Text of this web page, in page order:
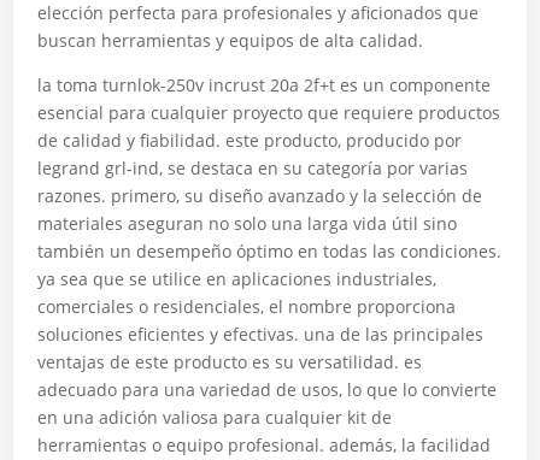
elección perfecta para profesionales y aficionados que
buscan herramientas y equipos de alta calidad.
la toma turnlok-250v incrust 20a 2f+t es un componente
esencial para cualquier proyecto que requiere productos
de calidad y fiabilidad. este producto, producido por
legrand grl-ind, se destaca en su categoría por varias
razones. primero, su diseño avanzado y la selección de
materiales aseguran no solo una larga vida útil sino
también un desempeño óptimo en todas las condiciones.
ya sea que se utilice en aplicaciones industriales,
comerciales o residenciales, el nombre proporciona
soluciones eficientes y efectivas. una de las principales
ventajas de este producto es su versatilidad. es
adecuado para una variedad de usos, lo que lo convierte
en una adición valiosa para cualquier kit de
herramientas o equipo profesional. además, la facilidad